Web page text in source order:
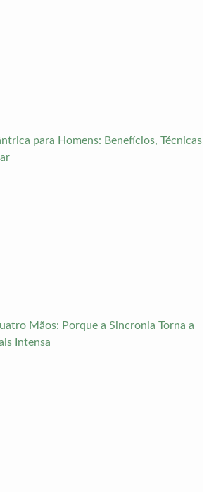
para Homens: Benefícios, Técnicas
Mãos: Porque a Sincronia Torna a
Intensa